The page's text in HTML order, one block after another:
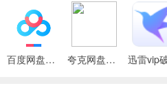
百度网盘绿色免安装Pc电脑版 夸克网盘官方正式版